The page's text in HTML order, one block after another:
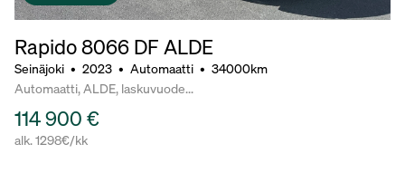
Rapido 8066 DF ALDE
Seinäjoki • 2023 • Automaatti • 34000km
Automaatti, ALDE, laskuvuode...
114 900 €
alk. 1298€/kk